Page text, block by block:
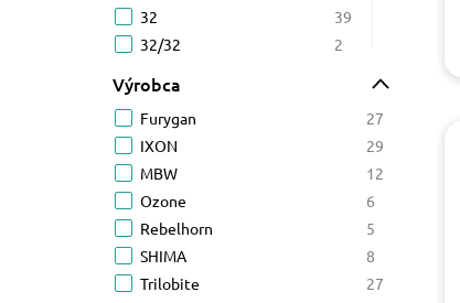
32
39
32/32
2
36
36/32
38
38/32
3XL
40
40/34
Výrobca
Furygan
27
IXON
29
MBW
12
Ozone
6
Rebelhorn
5
SHIMA
8
Trilobite
27